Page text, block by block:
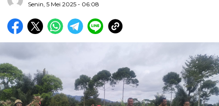
Senin, 5 Mei 2025 - 06:08